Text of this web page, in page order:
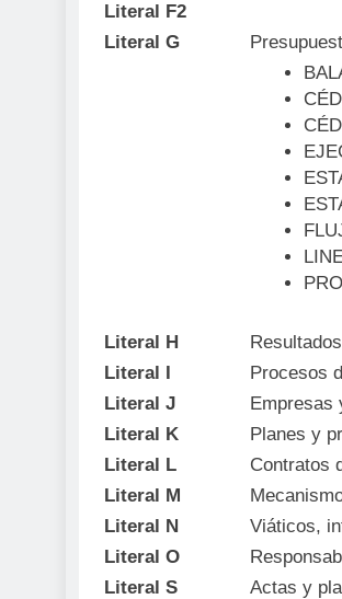
Literal F2
Literal G
Literal H
Literal I
Procesos
Literal J
Empresas
Literal K
Planes y
Literal L
Contratos
Literal M
Literal N
Viáticos,
Literal O
Literal S
Actas y